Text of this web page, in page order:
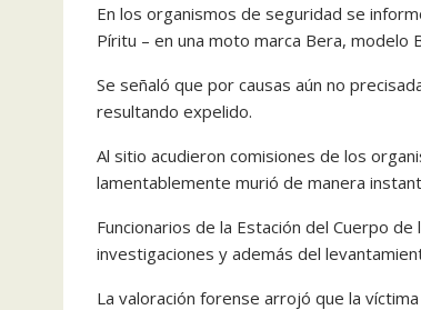
En los organismos de seguridad se
Píritu – en una moto marca Bera, modelo
Se señaló que por causas aún no
resultando expelido.
Al sitio acudieron comisiones de los
lamentablemente murió de manera
Funcionarios de la Estación del Cuerpo
investigaciones y además del
La valoración forense arrojó que la